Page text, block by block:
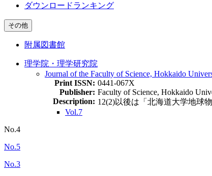
ダウンロードランキング
その他
附属図書館
理学院・理学研究院
Journal of the Faculty of Science, Hokkaido
Print ISSN: 0441-067X
Publisher: Faculty of Science, Hokkaido
Description: 12(2)以後は「北海道大学地球
Vol.7
No.4
No.5
No.3